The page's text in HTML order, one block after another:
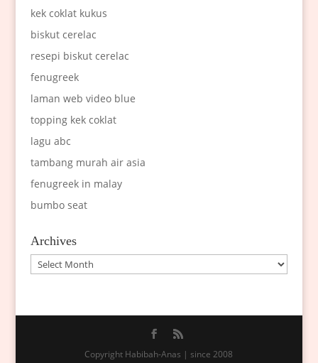
kek coklat kukus
biskut cerelac
resepi biskut cerelac
fenugreek
laman web video blue
topping kek coklat
lagu abc
tambang murah air asia
fenugreek in malay
bumbo seat
Archives
Archives
Copyright Habibah-Anas | since 2008